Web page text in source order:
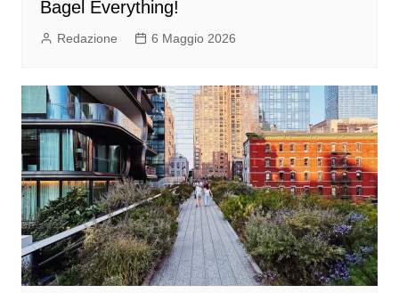
Bagel Everything!
Redazione 6 Maggio 2026